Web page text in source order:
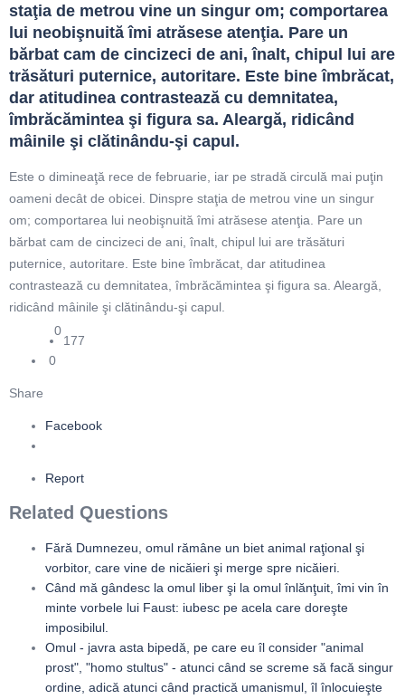
staţia de metrou vine un singur om; comportarea
lui neobişnuită îmi atrăsese atenţia. Pare un
bărbat cam de cincizeci de ani, înalt, chipul lui are
trăsături puternice, autoritare. Este bine îmbrăcat,
dar atitudinea contrastează cu demnitatea,
îmbrăcămintea şi figura sa. Aleargă, ridicând
mâinile şi clătinându-şi capul.
Este o dimineaţă rece de februarie, iar pe stradă circulă mai puţin
oameni decât de obicei. Dinspre staţia de metrou vine un singur
om; comportarea lui neobişnuită îmi atrăsese atenţia. Pare un
bărbat cam de cincizeci de ani, înalt, chipul lui are trăsături
puternice, autoritare. Este bine îmbrăcat, dar atitudinea
contrastează cu demnitatea, îmbrăcămintea şi figura sa. Aleargă,
ridicând mâinile şi clătinându-şi capul.
0
177
0
Share
Facebook
Report
Related Questions
Fără Dumnezeu, omul rămâne un biet animal raţional şi
vorbitor, care vine de nicăieri şi merge spre nicăieri.
Când mă gândesc la omul liber şi la omul înlănţuit, îmi vin în
minte vorbele lui Faust: iubesc pe acela care doreşte
imposibilul.
Omul - javra asta bipedă, pe care eu îl consider "animal
prost", "homo stultus" - atunci când se screme să facă singur
ordine, adică atunci când practică umanismul, îl înlocuieşte